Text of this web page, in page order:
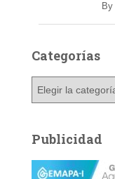
By
Categorías
g
o
Publicidad